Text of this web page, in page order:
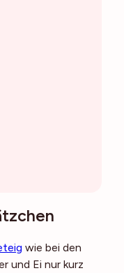
wie bei den
und Ei nur kurz